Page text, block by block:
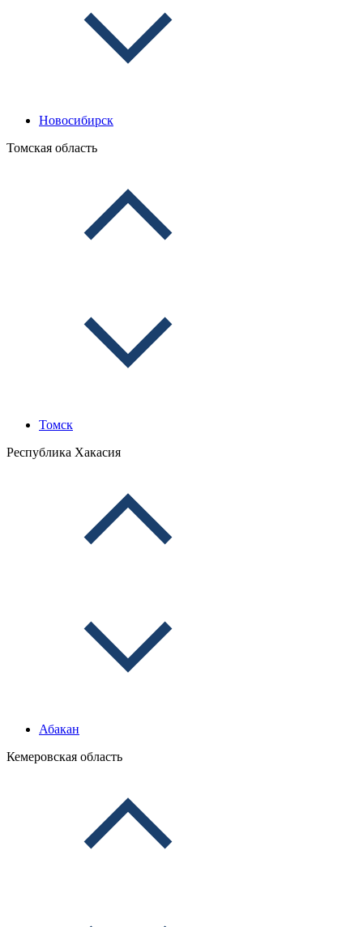
Новосибирск
Томская область
Томск
Республика Хакасия
Абакан
Кемеровская область